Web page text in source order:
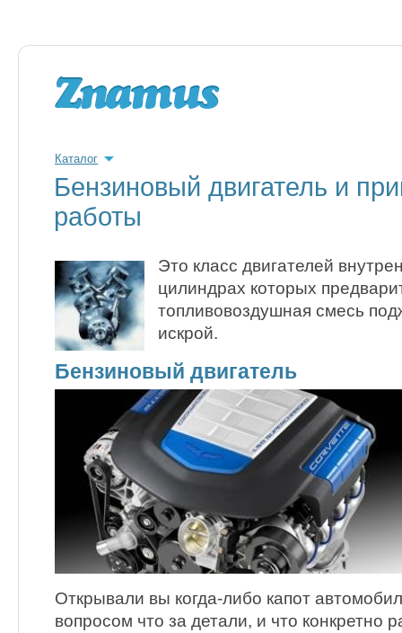
Каталог
Бензиновый двигатель и
работы
Это класс двигателей
цилиндрах которых
топливовоздушная смесь
искрой.
Бензиновый двигатель
Открывали вы когда-либо капот
вопросом что за детали, и что конкретно